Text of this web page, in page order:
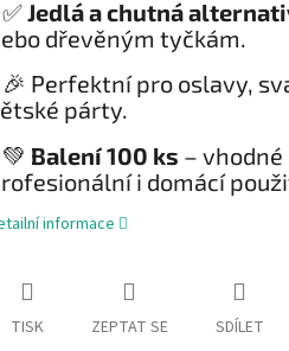
Jedlá a chutná
dřevěným tyčkám.
Perfektní pro oslavy,
párty.
Balení 100 ks – vhodné
i domácí
informace
TISK ZEPTAT SE SDÍLET